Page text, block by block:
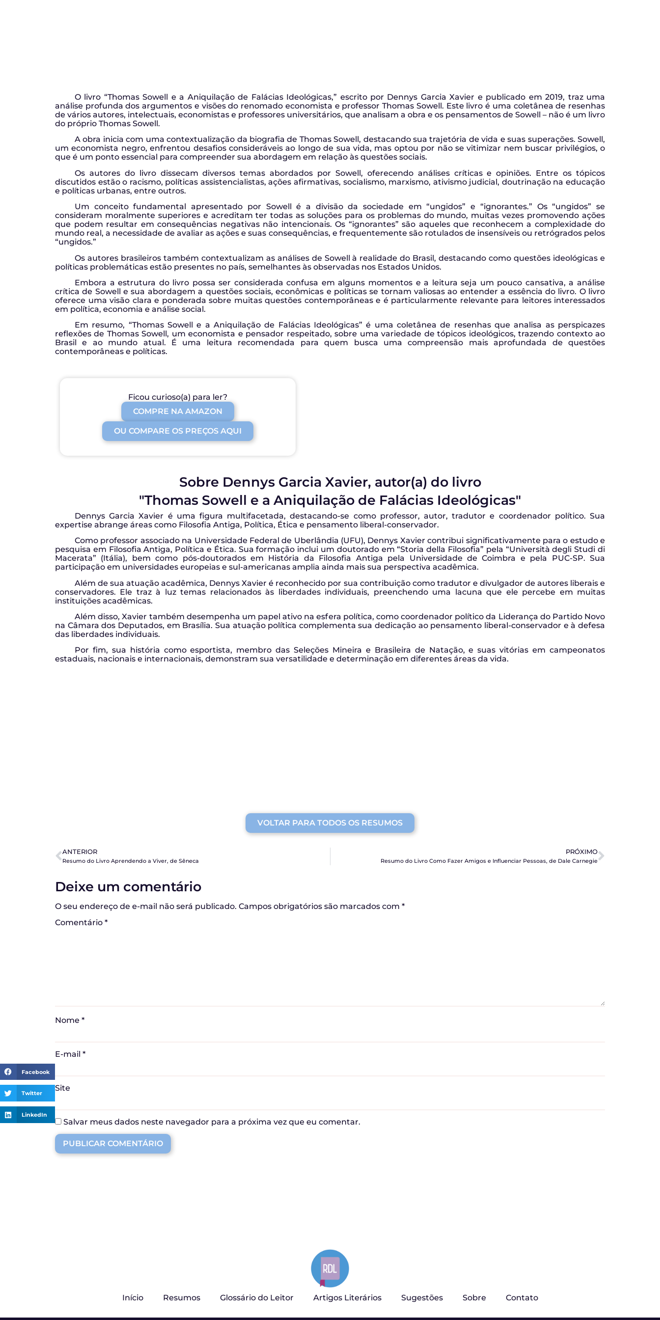
Facebook
Twitter
LinkedIn
O livro “Thomas Sowell e a Aniquilação de Falácias Ideológicas,” escrito por Dennys Garcia Xavier e publicado em 2019, traz uma
análise profunda dos argumentos e visões do renomado economista e professor Thomas Sowell. Este livro é uma coletânea de resenhas
de vários autores, intelectuais, economistas e professores universitários, que analisam a obra e os pensamentos de Sowell – não é um livro
do próprio Thomas Sowell.
A obra inicia com uma contextualização da biografia de Thomas Sowell, destacando sua trajetória de vida e suas superações. Sowell,
um economista negro, enfrentou desafios consideráveis ao longo de sua vida, mas optou por não se vitimizar nem buscar privilégios, o
que é um ponto essencial para compreender sua abordagem em relação às questões sociais.
Os autores do livro dissecam diversos temas abordados por Sowell, oferecendo análises críticas e opiniões. Entre os tópicos
discutidos estão o racismo, políticas assistencialistas, ações afirmativas, socialismo, marxismo, ativismo judicial, doutrinação na educação
e políticas urbanas, entre outros.
Um conceito fundamental apresentado por Sowell é a divisão da sociedade em “ungidos” e “ignorantes.” Os “ungidos” se
consideram moralmente superiores e acreditam ter todas as soluções para os problemas do mundo, muitas vezes promovendo ações
que podem resultar em consequências negativas não intencionais. Os “ignorantes” são aqueles que reconhecem a complexidade do
mundo real, a necessidade de avaliar as ações e suas consequências, e frequentemente são rotulados de insensíveis ou retrógrados pelos
“ungidos.”
Os autores brasileiros também contextualizam as análises de Sowell à realidade do Brasil, destacando como questões ideológicas e
políticas problemáticas estão presentes no país, semelhantes às observadas nos Estados Unidos.
Embora a estrutura do livro possa ser considerada confusa em alguns momentos e a leitura seja um pouco cansativa, a análise
crítica de Sowell e sua abordagem a questões sociais, econômicas e políticas se tornam valiosas ao entender a essência do livro. O livro
oferece uma visão clara e ponderada sobre muitas questões contemporâneas e é particularmente relevante para leitores interessados
em política, economia e análise social.
Em resumo, “Thomas Sowell e a Aniquilação de Falácias Ideológicas” é uma coletânea de resenhas que analisa as perspicazes
reflexões de Thomas Sowell, um economista e pensador respeitado, sobre uma variedade de tópicos ideológicos, trazendo contexto ao
Brasil e ao mundo atual. É uma leitura recomendada para quem busca uma compreensão mais aprofundada de questões
contemporâneas e políticas.
Ficou curioso(a) para ler?
COMPRE NA AMAZON
OU COMPARE OS PREÇOS AQUI
Sobre Dennys Garcia Xavier, autor(a) do livro
"Thomas Sowell e a Aniquilação de Falácias Ideológicas"
Dennys Garcia Xavier é uma figura multifacetada, destacando-se como professor, autor, tradutor e coordenador político. Sua
expertise abrange áreas como Filosofia Antiga, Política, Ética e pensamento liberal-conservador.
Como professor associado na Universidade Federal de Uberlândia (UFU), Dennys Xavier contribui significativamente para o estudo e
pesquisa em Filosofia Antiga, Política e Ética. Sua formação inclui um doutorado em “Storia della Filosofia” pela “Università degli Studi di
Macerata” (Itália), bem como pós-doutorados em História da Filosofia Antiga pela Universidade de Coimbra e pela PUC-SP. Sua
participação em universidades europeias e sul-americanas amplia ainda mais sua perspectiva acadêmica.
Além de sua atuação acadêmica, Dennys Xavier é reconhecido por sua contribuição como tradutor e divulgador de autores liberais e
conservadores. Ele traz à luz temas relacionados às liberdades individuais, preenchendo uma lacuna que ele percebe em muitas
instituições acadêmicas.
Além disso, Xavier também desempenha um papel ativo na esfera política, como coordenador político da Liderança do Partido Novo
na Câmara dos Deputados, em Brasília. Sua atuação política complementa sua dedicação ao pensamento liberal-conservador e à defesa
das liberdades individuais.
Por fim, sua história como esportista, membro das Seleções Mineira e Brasileira de Natação, e suas vitórias em campeonatos
estaduais, nacionais e internacionais, demonstram sua versatilidade e determinação em diferentes áreas da vida.
VOLTAR PARA TODOS OS RESUMOS
ANTERIOR
Resumo do Livro Aprendendo a Viver, de Sêneca
PRÓXIMO
Resumo do Livro Como Fazer Amigos e Influenciar Pessoas, de Dale Carnegie
Deixe um comentário
O seu endereço de e-mail não será publicado. Campos obrigatórios são marcados com *
Comentário *
Nome *
E-mail *
Site
Salvar meus dados neste navegador para a próxima vez que eu comentar.
Início Resumos Glossário do Leitor Artigos Literários Sugestões Sobre Contato